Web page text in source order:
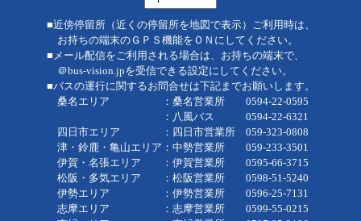
■近傍停留所（近くの停留所を地図で表示）ご利用時は、
お持ちの端末のＧＰＳ機能をＯＮにしてください。
■メール配信をご利用される場合は、お持ちの端末で、
＠bus-vision.jpを受信できる設定にしてください。
■バスの運行に関するお問合せは下記までお願いします。
桑名エリア ：桑名営業所 0594-22-0595
：八風バス 0594-22-6321
四日市エリア ：四日市営業所 059-323-0808
津・鈴鹿・亀山エリア：中勢営業所 059-233-3501
伊賀・名張エリア ：伊賀営業所 0595-66-3715
松阪・多気エリア ：松阪営業所 0598-51-5240
伊勢エリア ：伊勢営業所 0596-25-7131
志摩エリア ：志摩営業所 0599-55-0215